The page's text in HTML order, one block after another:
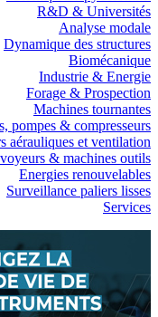
R&D & Universités
Analyse modale
Dynamique des structures
Biomécanique
Industrie & Energie
Forage & Prospection
Machines tournantes
pompes & compresseurs
aérauliques et ventilation
& machines outils
Energies renouvelables
Surveillance paliers lisses
Services